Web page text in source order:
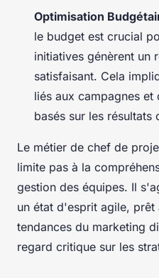
Optimisation
le budget est crucial
initiatives génèrent un
satisfaisant. Cela
liés aux campagnes et
basés sur les résultats
Le métier de chef de
limite pas à la
gestion des équipes. Il
un état d'esprit agile,
tendances du marketing
regard critique sur les